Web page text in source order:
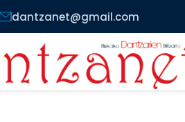
dantzanet@gmail.com